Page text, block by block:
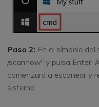
Paso 2: En el símbolo
/scannow" y pulsa Enter.
comenzará a escanear y
sistema.